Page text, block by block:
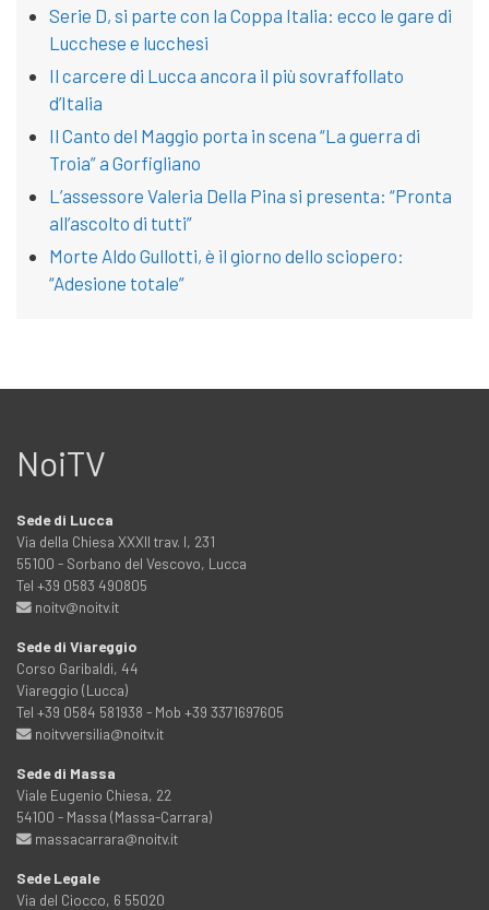
Serie D, si parte con la Coppa Italia: ecco le gare di
Lucchese e lucchesi
Il carcere di Lucca ancora il più sovraffollato
d’Italia
Il Canto del Maggio porta in scena “La guerra di
Troia” a Gorfigliano
L’assessore Valeria Della Pina si presenta: “Pronta
all’ascolto di tutti”
Morte Aldo Gullotti, è il giorno dello sciopero:
“Adesione totale”
NoiTV
Sede di Lucca
Via della Chiesa XXXII trav. I, 231
55100 - Sorbano del Vescovo, Lucca
Tel +39 0583 490805
noitv@noitv.it
Sede di Viareggio
Corso Garibaldi, 44
Viareggio (Lucca)
Tel +39 0584 581938 - Mob +39 3371697605
noitvversilia@noitv.it
Sede di Massa
Viale Eugenio Chiesa, 22
54100 - Massa (Massa-Carrara)
massacarrara@noitv.it
Sede Legale
Via del Ciocco, 6 55020